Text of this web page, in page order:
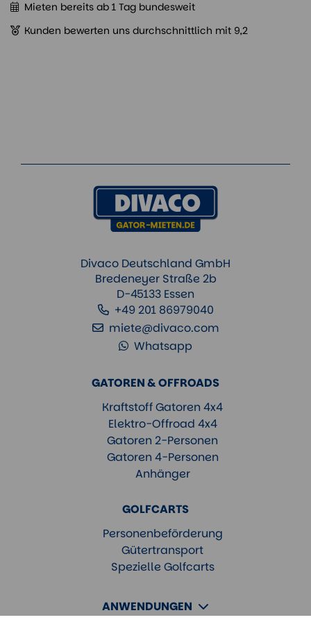
Mieten bereits ab 1 Tag bundesweit
Kunden bewerten uns durchschnittlich mit 9,2
GATOREN & OFFROADS
Kraftstoff Gatoren 4x4
Elektro-Offroad 4x4
Gatoren 2-Personen
Gatoren 4-Personen
Anhänger
GOLFCARTS
Personenbeförderung
Gütertransport
Spezielle Golfcarts
ANWENDUNGEN
Divaco Deutschland GmbH
Bredeneyer Straße 2b
D-45133 Essen
+49 201 86979040
miete@divaco.com
Whatsapp